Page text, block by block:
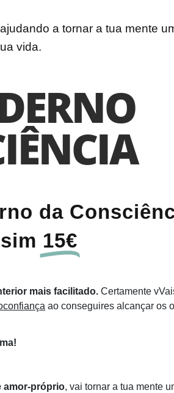
a tornar a tua mente
vida.
da
15€
mais facilitado. Certamente
ao conseguires alcançar os
amor-próprio, vai tornar a tua mente